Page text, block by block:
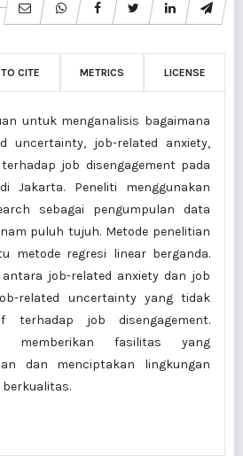
CITE METRICS LICENSE
untuk menganalisis bagaimana
uncertainty, job-related anxiety,
job disengagement pada
Jakarta. Peneliti menggunakan
sebagai pengumpulan data
puluh tujuh. Metode penelitian
metode regresi linear berganda.
job-related anxiety dan job
related uncertainty yang tidak
terhadap job disengagement.
memberikan fasilitas yang
dan menciptakan lingkungan
berkualitas.